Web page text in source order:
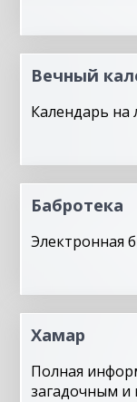
Вечный
Календарь
Бабротека
Электронная
Хамар
Полная
загадочным и